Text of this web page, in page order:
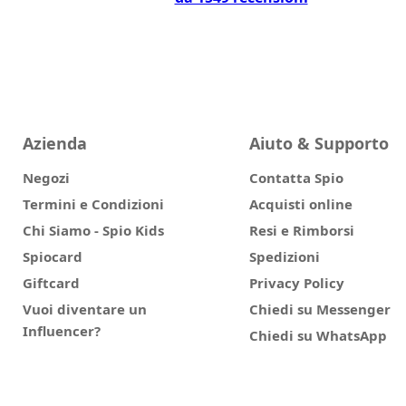
Azienda
Negozi
Termini e Condizioni
Chi Siamo - Spio Kids
Spiocard
Giftcard
Vuoi diventare un
Influencer?
Aiuto & Supporto
Contatta Spio
Acquisti online
Resi e Rimborsi
Spedizioni
Privacy Policy
Chiedi su Messenger
Chiedi su WhatsApp